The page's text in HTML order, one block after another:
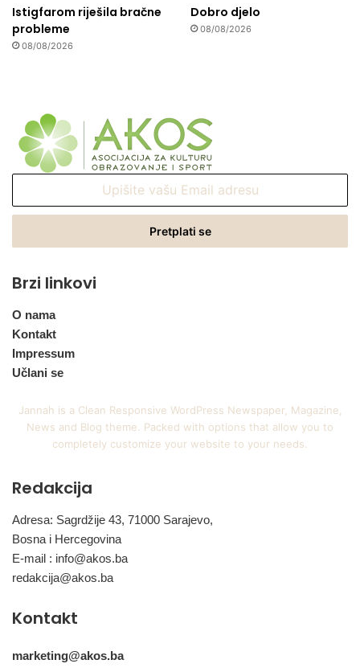
Istigfarom riješila bračne
probleme
08/08/2026
Dobro djelo
08/08/2026
Email
Brzi linkovi
O nama
Kontakt
Impressum
Učlani se
Jannah is a Clean Responsive WordPress Newspaper, Magazine,
News and Blog theme. Packed with options that allow you to
completely customize your website to your needs.
Redakcija
Adresa: Sagrdžije 43, 71000 Sarajevo,
Bosna i Hercegovina
E-mail : info@akos.ba
redakcija@akos.ba
Kontakt
marketing@akos.ba